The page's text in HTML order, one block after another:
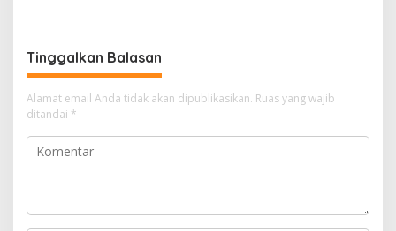
Tinggalkan Balasan
Alamat email Anda tidak akan dipublikasikan. Ruas yang wajib
ditandai *